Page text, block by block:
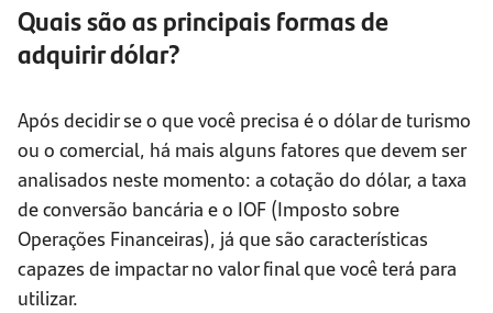
Quais são as principais formas de
adquirir dólar?
Após decidir se o que você precisa é o dólar de turismo
ou o comercial, há mais alguns fatores que devem ser
analisados neste momento: a cotação do dólar, a taxa
de conversão bancária e o IOF (Imposto sobre
Operações Financeiras), já que são características
capazes de impactar no valor final que você terá para
utilizar.